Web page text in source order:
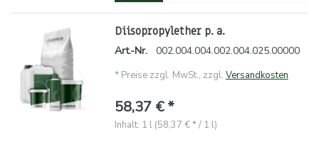
Diisopropylether p. a.
Art.-Nr. 002.004.004.002.004.025.00000
* Preise zzgl. MwSt., zzgl. Versandkosten
58,37 € *
Inhalt: 1 l (58,37 € * / 1 l)